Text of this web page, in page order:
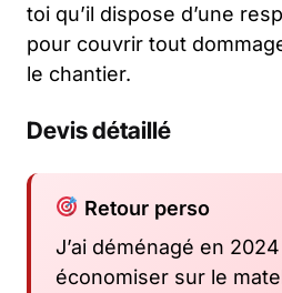
toi qu’il dispose d’une
pour couvrir tout
le chantier.
Devis détaillé
Retour perso
J’ai déménagé en
économiser sur le